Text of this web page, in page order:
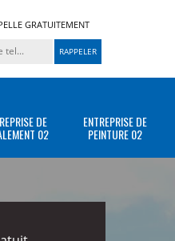
GRATUITEMENT
DE
02
ENTREPRISE DE
PEINTURE 02